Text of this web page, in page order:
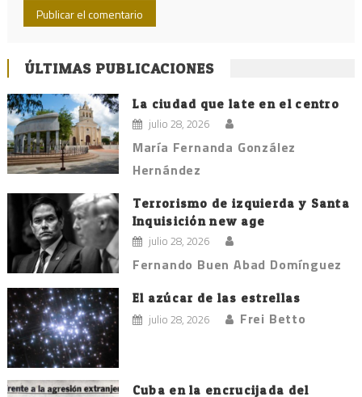
ÚLTIMAS PUBLICACIONES
La ciudad que late en el centro
julio 28, 2026
María Fernanda González
Hernández
Terrorismo de izquierda y Santa
Inquisición new age
julio 28, 2026
Fernando Buen Abad Domínguez
El azúcar de las estrellas
julio 28, 2026 Frei Betto
Cuba en la encrucijada del